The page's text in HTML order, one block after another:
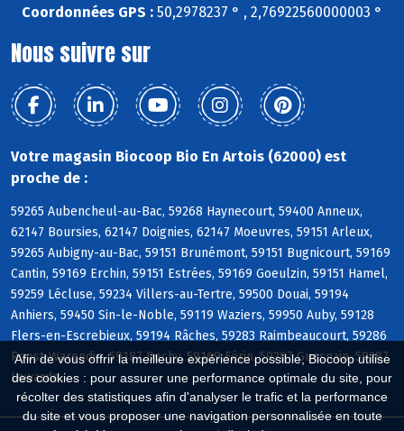
Afin de vous offrir la meilleure expérience possible, Biocoop utilise
des cookies : pour assurer une performance optimale du site, pour
récolter des statistiques afin d'analyser le trafic et la performance
du site et vous proposer une navigation personnalisée en toute
Coordonnées GPS : 50,2978237 ° , 2,76922560000003 °
Nous suivre sur
Votre magasin Biocoop Bio En Artois (62000) est
proche de :
59265 Aubencheul-au-Bac, 59268 Haynecourt, 59400 Anneux,
62147 Boursies, 62147 Doignies, 62147 Moeuvres, 59151 Arleux,
59265 Aubigny-au-Bac, 59151 Brunémont, 59151 Bugnicourt, 59169
Cantin, 59169 Erchin, 59151 Estrées, 59169 Goeulzin, 59151 Hamel,
59259 Lécluse, 59234 Villers-au-Tertre, 59500 Douai, 59194
Anhiers, 59450 Sin-le-Noble, 59119 Waziers, 59950 Auby, 59128
Flers-en-Escrebieux, 59194 Râches, 59283 Raimbeaucourt, 59286
Roost-Warendin, 59187 Dechy, 59169 Férin, 59287 Guesnain, 59287
Lewarde